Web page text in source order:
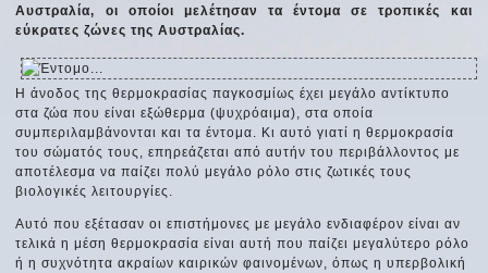
Αυστραλία, οι οποίοι μελέτησαν τα έντομα σε τροπικές και
εύκρατες ζώνες της Αυστραλίας.
Η άνοδος της θερμοκρασίας παγκοσμίως έχει μεγάλο αντίκτυπο
στα ζώα που είναι εξώθερμα (ψυχρόαιμα), στα οποία
συμπεριλαμβάνονται και τα έντομα. Κι αυτό γιατί η θερμοκρασία
του σώματός τους, επηρεάζεται από αυτήν του περιβάλλοντος με
αποτέλεσμα να παίζει πολύ μεγάλο ρόλο στις ζωτικές τους
βιολογικές λειτουργίες.
Αυτό που εξέτασαν οι επιστήμονες με μεγάλο ενδιαφέρον είναι αν
τελικά η μέση θερμοκρασία είναι αυτή που παίζει μεγαλύτερο ρόλο
ή η συχνότητα ακραίων καιρικών φαινομένων, όπως η υπερβολική